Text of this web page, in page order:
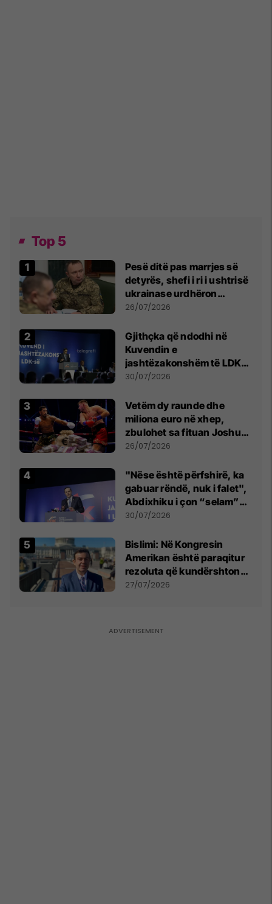
Top 5
Pesë ditë pas marrjes së
detyrës, shefi i ri i ushtrisë
ukrainase urdhëron
kontroll të madh
26/07/2026
Gjithçka që ndodhi në
Kuvendin e
jashtëzakonshëm të LDK-
së
30/07/2026
Vetëm dy raunde dhe
miliona euro në xhep,
zbulohet sa fituan Joshua
e Prenga
26/07/2026
"Nëse është përfshirë, ka
gabuar rëndë, nuk i falet",
Abdixhiku i çon “selam”
Përparim Ramës
30/07/2026
Bislimi: Në Kongresin
Amerikan është paraqitur
rezoluta që kundërshton
mbajtjen e Asamblesë
27/07/2026